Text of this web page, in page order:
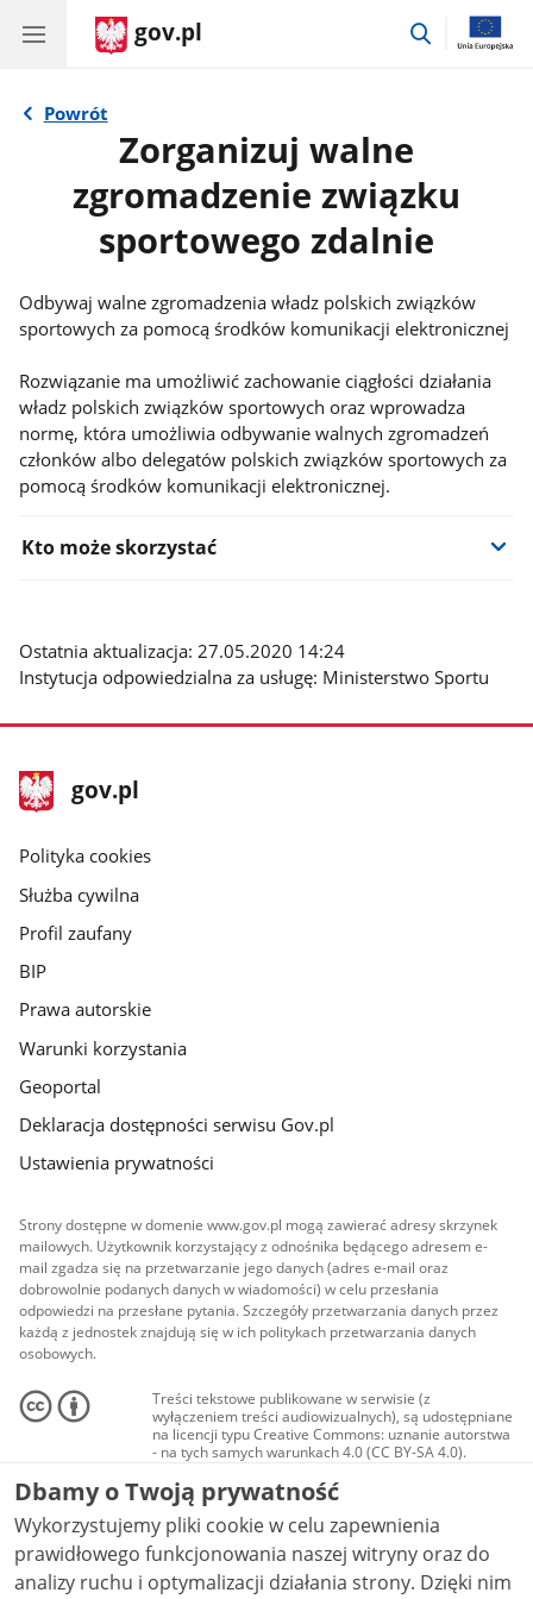
gov.pl
przejdź
Powrót
Zorganizuj walne
zgromadzenie związku
sportowego zdalnie
Odbywaj walne zgromadzenia władz polskich związków
sportowych za pomocą środków komunikacji elektronicznej
Informacje:
Rozwiązanie ma umożliwić zachowanie ciągłości działania
władz polskich związków sportowych oraz wprowadza
normę, która umożliwia odbywanie walnych zgromadzeń
członków albo delegatów polskich związków sportowych za
pomocą środków komunikacji elektronicznej.
Kto może skorzystać
Ostatnia aktualizacja: 27.05.2020 14:24
Instytucja odpowiedzialna za usługę: Ministerstwo Sportu
stopka
gov.pl
Strona
gov.pl
gov.pl
Polityka cookies
Służba cywilna
Profil zaufany
BIP
Prawa autorskie
Warunki korzystania
Geoportal
Deklaracja dostępności serwisu Gov.pl
Ustawienia prywatności
Strony dostępne w domenie www.gov.pl mogą zawierać adresy skrzynek
mailowych. Użytkownik korzystający z odnośnika będącego adresem e-
mail zgadza się na przetwarzanie jego danych (adres e-mail oraz
dobrowolnie podanych danych w wiadomości) w celu przesłania
odpowiedzi na przesłane pytania. Szczegóły przetwarzania danych przez
każdą z jednostek znajdują się w ich politykach przetwarzania danych
osobowych.
Treści tekstowe publikowane w serwisie (z
wyłączeniem treści audiowizualnych), są udostępniane
na licencji typu Creative Commons: uznanie autorstwa
- na tych samych warunkach 4.0 (CC BY-SA 4.0).
Materiały audiowizualne, w tym zdjęcia, materiały
audio i wideo, są udostępniane na licencji typu
Creative Commons: uznanie autorstwa użycie
niekomercyjne - bez utworów zależnych 4.0 (CC BY-
NC-ND 4.0), o ile nie jest to stwierdzone inaczej.
Dbamy o Twoją prywatność
Wykorzystujemy pliki cookie w celu zapewnienia
prawidłowego funkcjonowania naszej witryny oraz do
analizy ruchu i optymalizacji działania strony. Dzięki nim